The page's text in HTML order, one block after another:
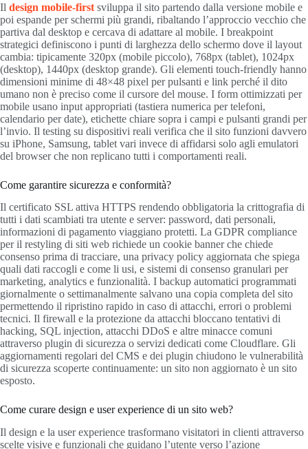
Il design mobile-first sviluppa il sito partendo dalla versione mobile e
poi espande per schermi più grandi, ribaltando l’approccio vecchio che
partiva dal desktop e cercava di adattare al mobile. I breakpoint
strategici definiscono i punti di larghezza dello schermo dove il layout
cambia: tipicamente 320px (mobile piccolo), 768px (tablet), 1024px
(desktop), 1440px (desktop grande). Gli elementi touch-friendly hanno
dimensioni minime di 48×48 pixel per pulsanti e link perché il dito
umano non è preciso come il cursore del mouse. I form ottimizzati per
mobile usano input appropriati (tastiera numerica per telefoni,
calendario per date), etichette chiare sopra i campi e pulsanti grandi per
l’invio. Il testing su dispositivi reali verifica che il sito funzioni davvero
su iPhone, Samsung, tablet vari invece di affidarsi solo agli emulatori
del browser che non replicano tutti i comportamenti reali.
Come garantire sicurezza e conformità?
Il certificato SSL attiva HTTPS rendendo obbligatoria la crittografia di
tutti i dati scambiati tra utente e server: password, dati personali,
informazioni di pagamento viaggiano protetti. La GDPR compliance
per il restyling di siti web richiede un cookie banner che chiede
consenso prima di tracciare, una privacy policy aggiornata che spiega
quali dati raccogli e come li usi, e sistemi di consenso granulari per
marketing, analytics e funzionalità. I backup automatici programmati
giornalmente o settimanalmente salvano una copia completa del sito
permettendo il ripristino rapido in caso di attacchi, errori o problemi
tecnici. Il firewall e la protezione da attacchi bloccano tentativi di
hacking, SQL injection, attacchi DDoS e altre minacce comuni
attraverso plugin di sicurezza o servizi dedicati come Cloudflare. Gli
aggiornamenti regolari del CMS e dei plugin chiudono le vulnerabilità
di sicurezza scoperte continuamente: un sito non aggiornato è un sito
esposto.
Come curare design e user experience di un sito web?
Il design e la user experience trasformano visitatori in clienti attraverso
scelte visive e funzionali che guidano l’utente verso l’azione